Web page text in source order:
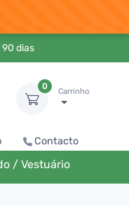
dias
0
Carrinho
Contacto
/ Vestuário